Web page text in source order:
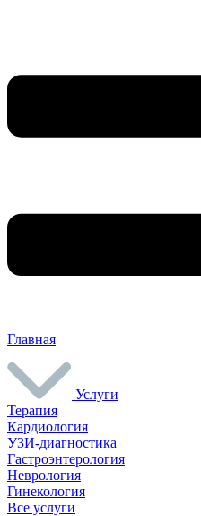
Главная
Услуги
Терапия
Кардиология
УЗИ-диагностика
Гастроэнтерология
Неврология
Гинекология
Все услуги